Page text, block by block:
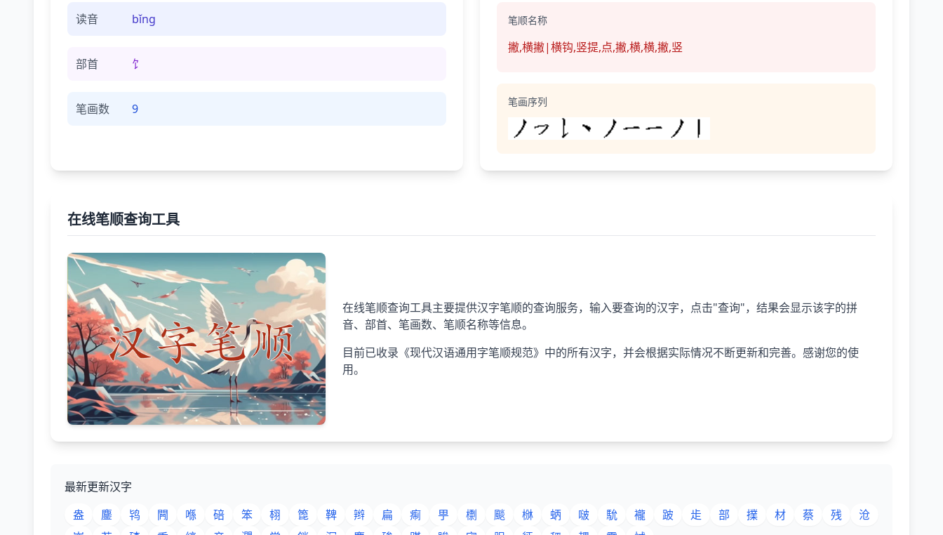
读音 bǐnɡ
部首 饣
笔画数 9
笔顺名称
撇,横撇|横钩,竖提,点,撇,横,横,撇,竖
笔画序列
在线笔顺查询工具
在线笔顺查询工具主要提供汉字笔顺的查询服务，输入要查询的汉字，点击"查询"，结果会显示该字的拼
音、部首、笔画数、笔顺名称等信息。
目前已收录《现代汉语通用字笔顺规范》中的所有汉字，并会根据实际情况不断更新和完善。感谢您的使
用。
最新更新汉字
盎
鏖 鸨 闁 喺 碚 笨 翉 箆 鞞 辫 扁 痸 甼 檦 颷 椕 蛃 啵 馻 襱 跛 歨 部 擈 材 蔡 残
沧